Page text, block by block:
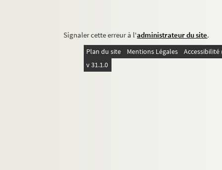
Signaler cette erreur à l'administrateur du site.
Plan du site Mentions Légales
v 31.1.0